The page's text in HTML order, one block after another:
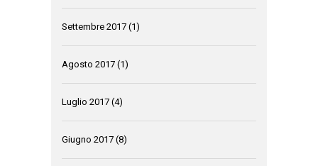
Settembre 2017 (1)
Agosto 2017 (1)
Luglio 2017 (4)
Giugno 2017 (8)